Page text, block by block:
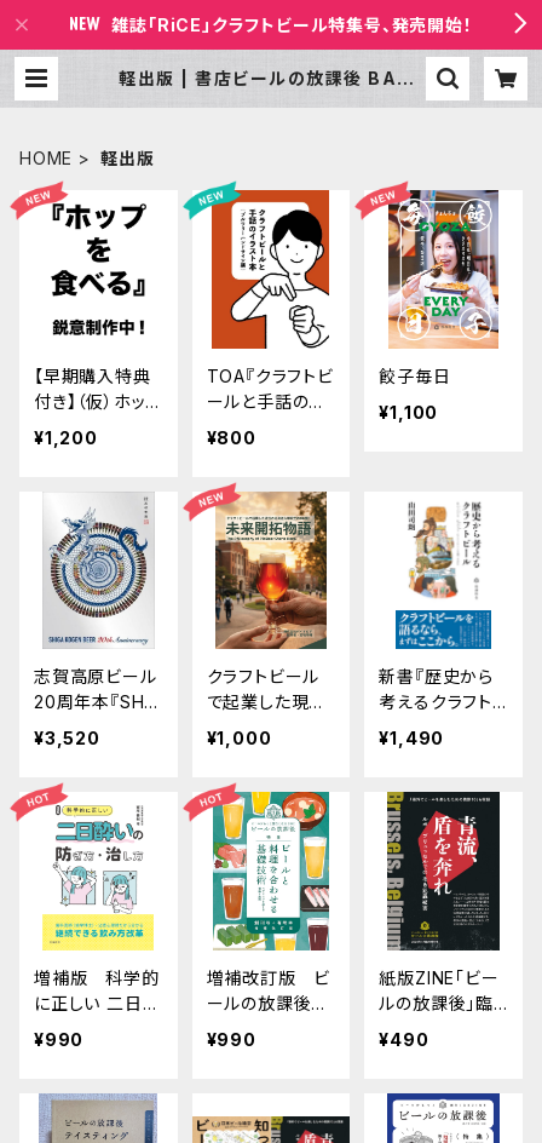
雑誌「RiCE」クラフトビール特集号、発売開始！
軽出版 | 書店ビールの放課後 BASE
HOME 軽出版
【早期購入特典
付き】（仮）ホップ
を食べる
¥1,200
TOA『クラフトビ
ールと手話の本
〈ブルワリーハン
¥800
餃子毎日
¥1,100
志賀高原ビール
20周年本『SHIG
A KOGEN BEE
R 20th Annive
rsary』
¥3,520
クラフトビール
で起業した現役
の北海道大学院
生の2年間！ 未
来開拓物語
¥1,000
新書『歴史から
考えるクラフト
ビール』
¥1,490
増補版 科学的
に正しい 二日酔
いの防ぎ方・治し
理師だから分か
る、 継続できる
¥990
増補改訂版 ビ
ールの放課後
創刊号＋有明本
超える理論と実
¥990
紙版ZINE「ビー
ルの放課後」臨
時増刊号「青流、
犯罪被害」
¥490